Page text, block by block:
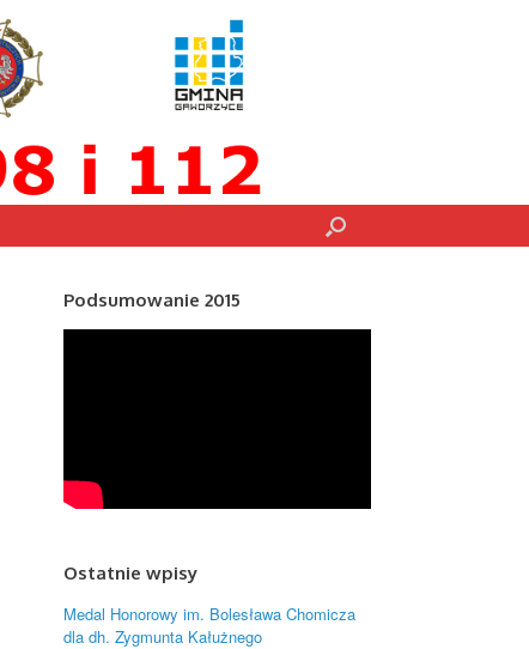
Podsumowanie 2015
Ostatnie wpisy
Medal Honorowy im. Bolesława Chomicza
dla dh. Zygmunta Kałużnego